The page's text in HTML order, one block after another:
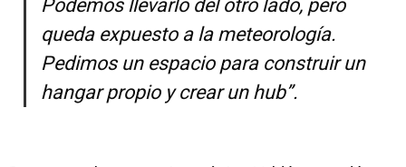
Podemos llevarlo del otro lado, pero
queda expuesto a la meteorología.
Pedimos un espacio para construir un
hangar propio y crear un hub”.